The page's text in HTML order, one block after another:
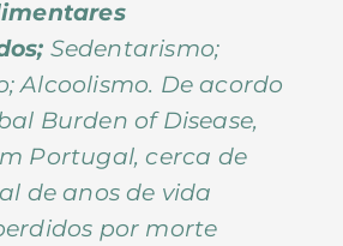
Sedentarismo;
Alcoolismo. De acordo
Burden of Disease,
Portugal, cerca de
de anos de vida
por morte